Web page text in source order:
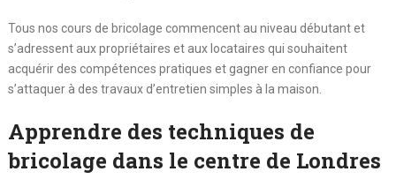
Tous nos cours de bricolage commencent au niveau débutant et
s’adressent aux propriétaires et aux locataires qui souhaitent
acquérir des compétences pratiques et gagner en confiance pour
s’attaquer à des travaux d’entretien simples à la maison.
Apprendre des techniques de
bricolage dans le centre de Londres